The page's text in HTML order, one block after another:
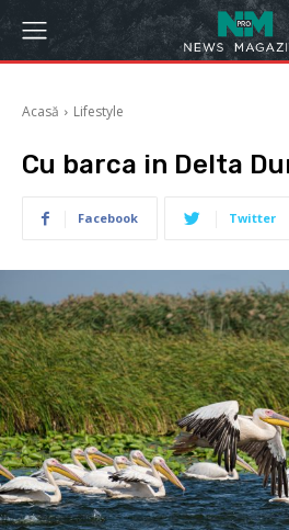
Acasă Lifestyle
Cu barca in Delta
Facebook Twitter